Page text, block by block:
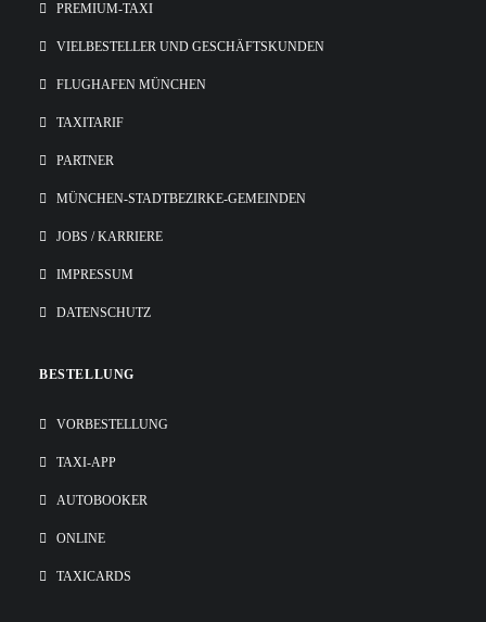
PREMIUM-TAXI
VIELBESTELLER UND GESCHÄFTSKUNDEN
FLUGHAFEN MÜNCHEN
TAXITARIF
PARTNER
MÜNCHEN-STADTBEZIRKE-GEMEINDEN
JOBS / KARRIERE
IMPRESSUM
DATENSCHUTZ
BESTELLUNG
VORBESTELLUNG
TAXI-APP
AUTOBOOKER
ONLINE
TAXICARDS